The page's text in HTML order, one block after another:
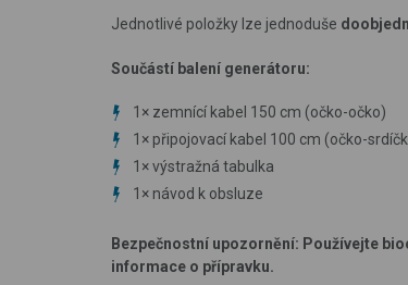
Jednotlivé položky lze jednoduše
Součástí balení generátoru:
1 × zemnící kabel 150 cm (očko-očko)
1 × připojovací kabel 100 cm (očko-
1 ×výstražná tabulka
1 × návod k obsluze
Bezpečnostní upozornění: Používejte
informace o přípravku.